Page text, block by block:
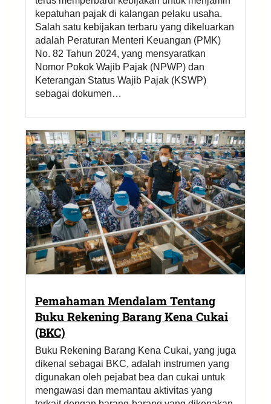
kepatuhan pajak di kalangan pelaku usaha.
Salah satu kebijakan terbaru yang dikeluarkan
adalah Peraturan Menteri Keuangan (PMK)
No. 82 Tahun 2024, yang mensyaratkan
Nomor Pokok Wajib Pajak (NPWP) dan
Keterangan Status Wajib Pajak (KSWP)
sebagai dokumen…
Pemahaman Mendalam Tentang
Buku Rekening Barang Kena Cukai
(BKC)
Buku Rekening Barang Kena Cukai, yang juga
dikenal sebagai BKC, adalah instrumen yang
digunakan oleh pejabat bea dan cukai untuk
mengawasi dan memantau aktivitas yang